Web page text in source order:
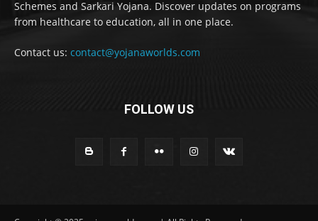
Schemes and Sarkari Yojana. Discover updates on programs
from healthcare to education, all in one place.
Contact us: contact@yojanaworlds.com
FOLLOW US